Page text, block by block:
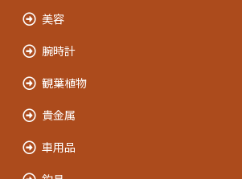
美容
腕時計
観葉植物
貴金属
車用品